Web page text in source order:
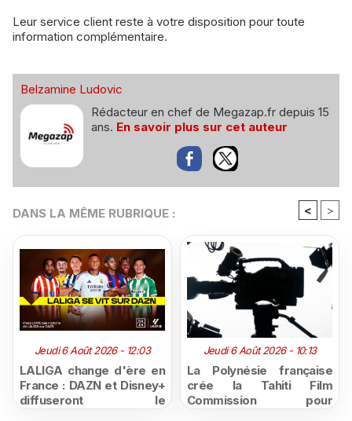
Leur service client reste à votre disposition pour toute
information complémentaire.
Belzamine Ludovic
Rédacteur en chef de Megazap.fr depuis 15
ans. En savoir plus sur cet auteur
DANS LA MÊME RUBRIQUE : < >
Jeudi 6 Août 2026 - 12:03
LALIGA change d'ère en
France : DAZN et Disney+
diffuseront le
Jeudi 6 Août 2026 - 10:13
La Polynésie française
crée la Tahiti Film
Commission pour